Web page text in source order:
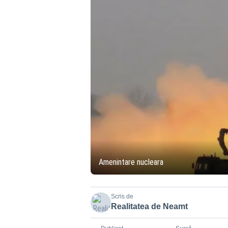
Amenintare nucleara
Scris de
Realitatea de Neamt